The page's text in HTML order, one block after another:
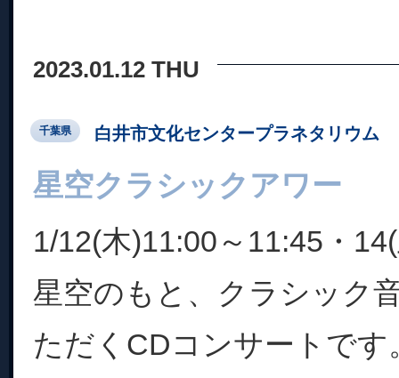
2023.01.12 THU
千葉県 白井市文化センタープラネタリウム
星空クラシックアワー
1/12(木)11:00～11:45・
星空のもと、クラシック
ただくCDコンサートです